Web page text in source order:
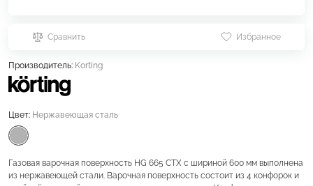
Сравнить Избранное
Производитель: Korting
Цвет: Нержавеющая сталь
Газовая варочная поверхность HG 665 CTX с шириной 600 мм выполнена
из нержавеющей стали. Варочная поверхность состоит из 4 конфорок и